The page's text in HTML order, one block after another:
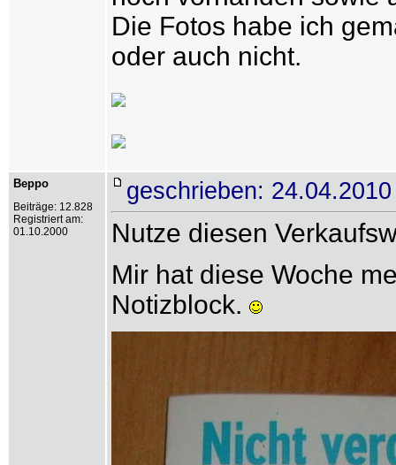
Die Fotos habe ich
oder auch nicht.
Beppo
Beiträge: 12.828
Registriert am:
01.10.2000
geschrieben:
Nutze diesen
Mir hat diese Woche
Notizblock.